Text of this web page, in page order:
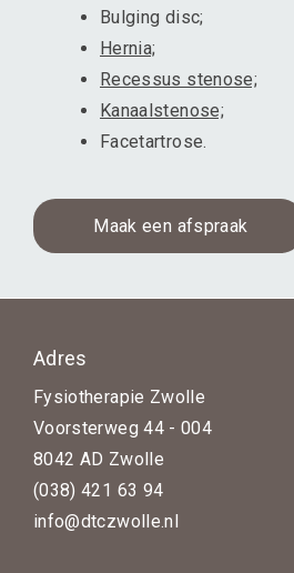
Bulging disc;
Hernia;
Recessus stenose;
Kanaalstenose;
Facetartrose.
Maak een afspraak
Adres
Fysiotherapie Zwolle
Voorsterweg 44 - 004
8042 AD Zwolle
(038) 421 63 94
info@dtczwolle.nl